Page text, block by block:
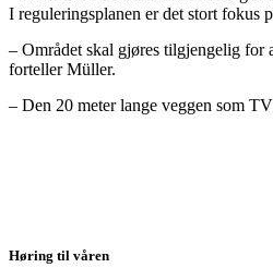
I reguleringsplanen er det stort fokus
– Området skal gjøres tilgjengelig for
forteller Müller.
– Den 20 meter lange veggen som
Høring til våren